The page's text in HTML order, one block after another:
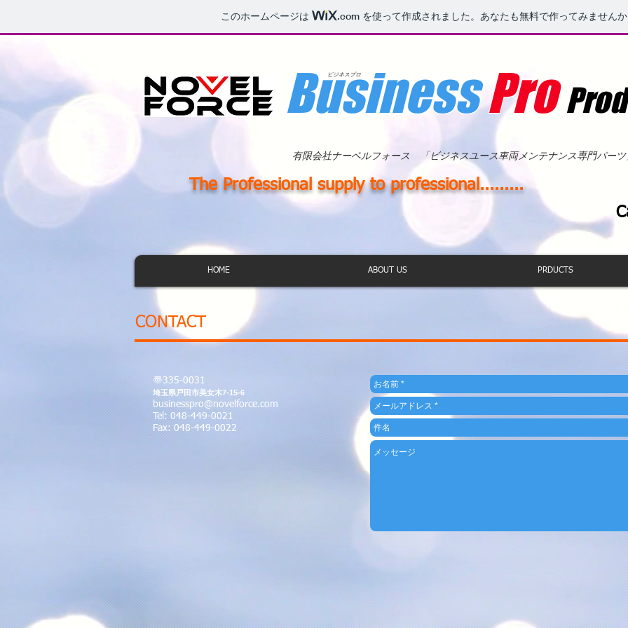
このホームページは .com を使って作成されました。あなたも無料で作ってみません
BusinessPro
ビジネスプロ
有限会社ナーベルフォース 「ビジネスユース車両メンテナンス専門パーツ
The Professional supply to professional.........
HOME ABOUT US PRDUCTS
CONTACT
〠335-0031
埼玉県戸田市美女木7-15-6
businesspro@novelforce.com
Tel: 048-449-0021
Fax: 048-449-0022